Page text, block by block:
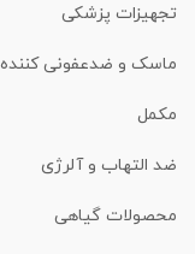
تجهیزات پزشکی
ماسک و ضدعفونی کننده
مکمل
ضد التهاب و آلرژی
محصولات گیاهی